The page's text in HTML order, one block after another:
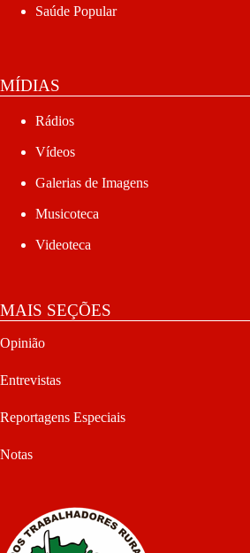
Saúde Popular
MÍDIAS
Rádios
Vídeos
Galerias de Imagens
Musicoteca
Videoteca
MAIS SEÇÕES
Opinião
Entrevistas
Reportagens Especiais
Notas